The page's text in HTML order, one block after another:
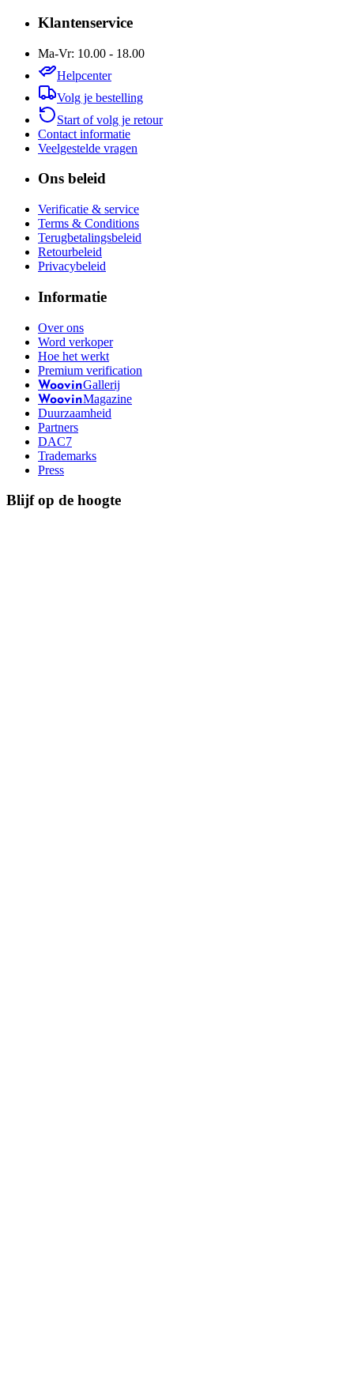
Klantenservice
Ma-Vr: 10.00 - 18.00
Helpcenter
Volg je bestelling
Start of volg je retour
Contact informatie
Veelgestelde vragen
Ons beleid
Verificatie & service
Terms & Conditions
Terugbetalingsbeleid
Retourbeleid
Privacybeleid
Informatie
Over ons
Word verkoper
Hoe het werkt
Premium verification
WoovinGallerij
WoovinMagazine
Duurzaamheid
Partners
DAC7
Trademarks
Press
Blijf op de hoogte